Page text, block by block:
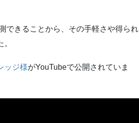
できることから、その手軽さや得られ
ッジ様がYouTubeで公開されていま